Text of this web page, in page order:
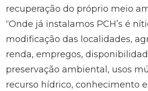
recuperação do próprio meio
“Onde já instalamos PCH’s é
modificação das localidades,
renda, empregos,
preservação ambiental, usos
recurso hídrico, conhecimento